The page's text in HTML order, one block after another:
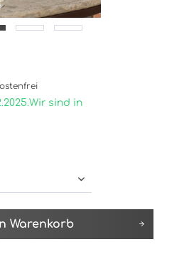
sind in
Warenkorb